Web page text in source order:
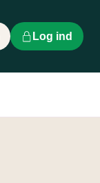
Log ind